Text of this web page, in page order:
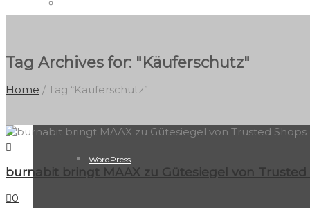
WordPress
Tag Archives for: "Käuferschutz"
Home / Tag “Käuferschutz”
burnabit bringt MAAX zu Gütesiegel von Trusted
0